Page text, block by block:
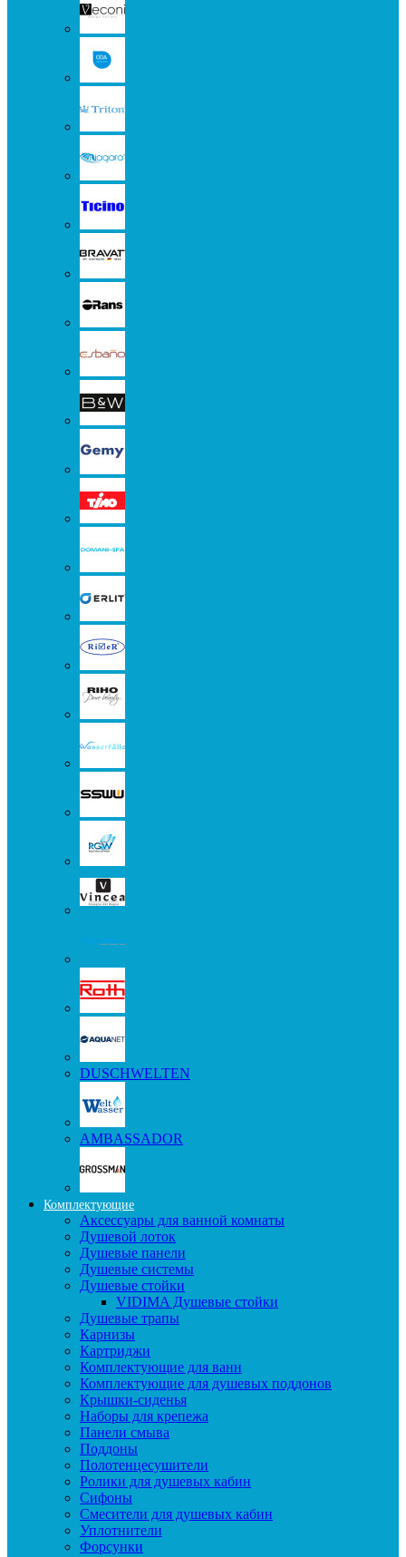
DUSCHWELTEN
AMBASSADOR
Комплектующие
Аксессуары для ванной комнаты
Душевой лоток
Душевые панели
Душевые системы
Душевые стойки
VIDIMA Душевые стойки
Душевые трапы
Карнизы
Картриджи
Комплектующие для ванн
Комплектующие для душевых поддонов
Крышки-сиденья
Наборы для крепежа
Панели смыва
Поддоны
Полотенцесушители
Ролики для душевых кабин
Сифоны
Смесители для душевых кабин
Уплотнители
Форсунки